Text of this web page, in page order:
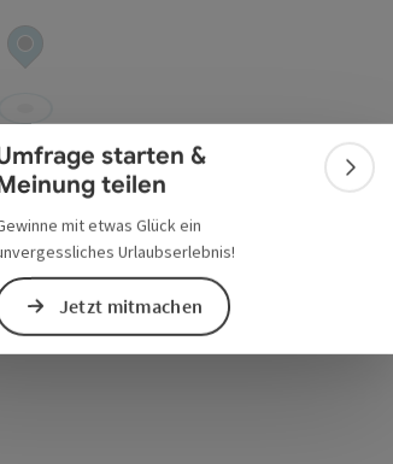
starten &
teilen
mit etwas Glück ein
Urlaubserlebnis!
Jetzt mitmachen